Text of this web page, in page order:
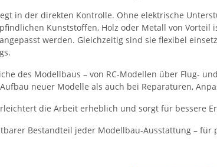
in der direkten Kontrolle. Ohne elektrische
Kunststoffen, Holz oder Metall von Vorteil
werden. Gleichzeitig sind sie flexibel
des Modellbaus – von RC-Modellen über Flug-
neuer Modelle als auch bei Reparaturen,
die Arbeit erheblich und sorgt für bessere
Bestandteil jeder Modellbau-Ausstattung – für